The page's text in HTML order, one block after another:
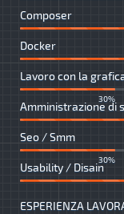
Composer
Docker
Lavoro con la
30%
Amministrazione di
Seo / Smm
30%
Usability / Disain
ESPERIENZA